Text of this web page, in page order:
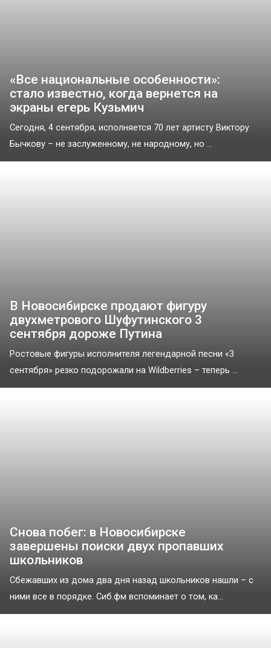
«Все национальные особенности»:
стало известно, когда вернется на
экраны егерь Кузьмич
Сегодня, 4 сентября, исполняется 70 лет артисту Виктору
Бычкову – не заслуженному, не народному, но ...
В Новосибирске продают фигуру
двухметрового Шуфутинского 3
сентября дороже Путина
Ростовые фигуры исполнителя легендарной песни «3
сентября» резко подорожали на Wildberries – теперь ...
Снова побег: в Новосибирске
завершены поиски двух пропавших
школьников
Сбежавших из дома два дня назад школьников нашли – с
ними все в порядке. Сиб.фм вспоминает о том, ка...